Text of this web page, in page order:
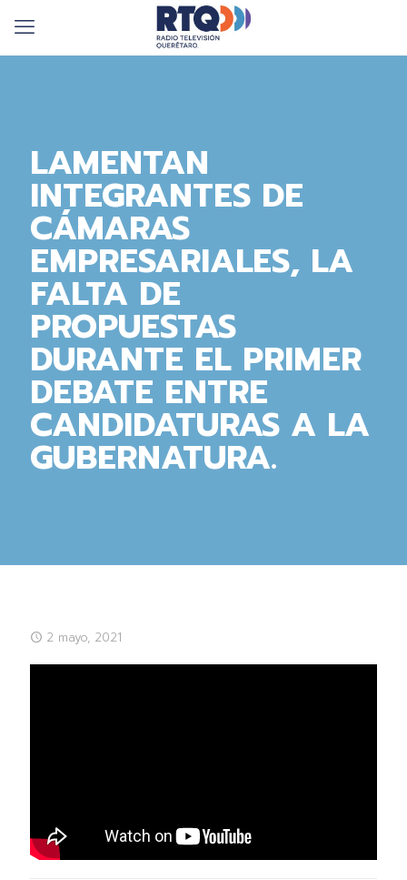
LAMENTAN
INTEGRANTES DE
CÁMARAS
EMPRESARIALES, LA
FALTA DE
PROPUESTAS
DURANTE EL PRIMER
DEBATE ENTRE
CANDIDATURAS A LA
GUBERNATURA.
2 mayo, 2021